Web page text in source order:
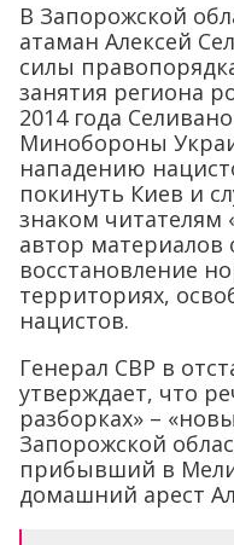
В Запорожской
атаман Алексей
силы
занятия региона
2014 года
Минобороны
нападению
покинуть Киев и
знаком читателям
автор материалов
восстановление
территориях,
нацистов.
Генерал СВР в
утверждает, что
разборках» –
Запорожской
прибывший в
домашний арест